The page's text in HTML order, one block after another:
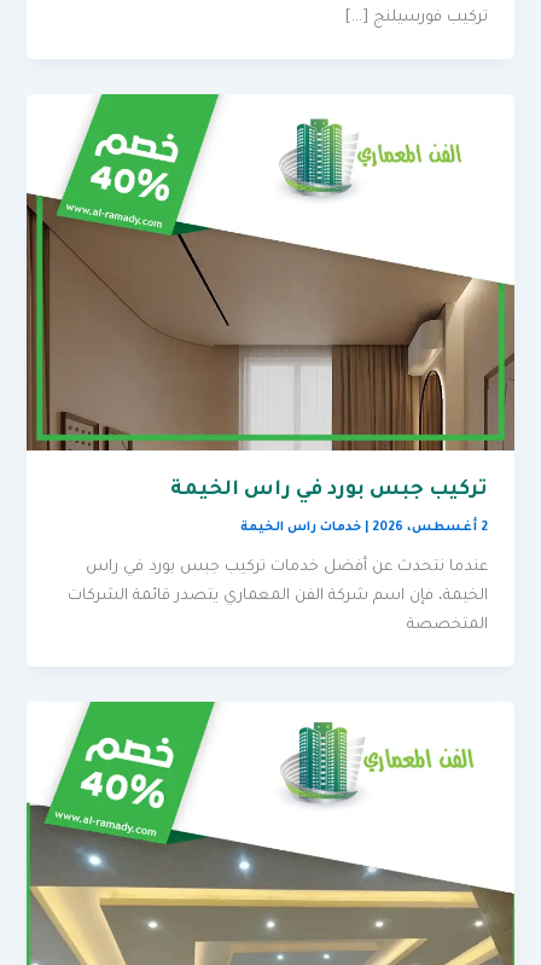
تركيب فورسيلنج […]
تركيب جبس بورد في راس الخيمة
2 أغسطس، 2026 |خدمات راس الخيمة
عندما نتحدث عن أفضل خدمات تركيب جبس بورد في راس
الخيمة، فإن اسم شركة الفن المعماري يتصدر قائمة الشركات
المتخصصة